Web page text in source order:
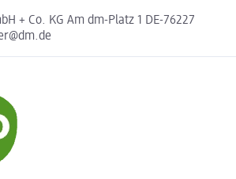
+ Co. KG Am dm-Platz 1 DE-76227